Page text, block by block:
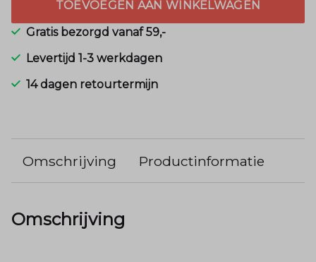
TOEVOEGEN AAN WINKELWAGEN
Gratis bezorgd vanaf 59,-
Levertijd 1-3 werkdagen
14 dagen retourtermijn
Omschrijving Productinformatie
Omschrijving